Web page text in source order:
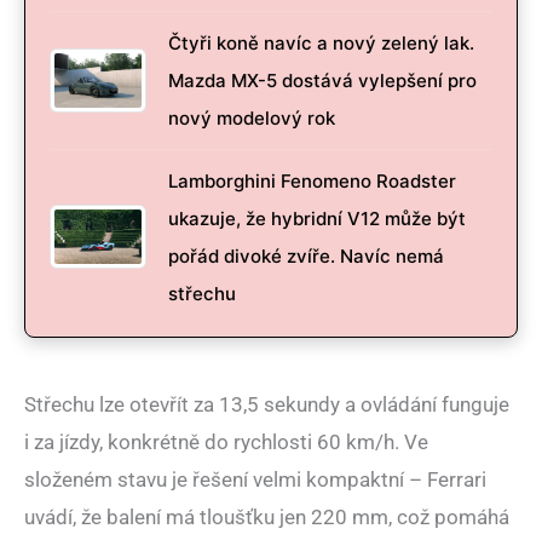
Čtyři koně navíc a nový zelený lak.
Mazda MX-5 dostává vylepšení pro
nový modelový rok
Lamborghini Fenomeno Roadster
ukazuje, že hybridní V12 může být
pořád divoké zvíře. Navíc nemá
střechu
Střechu lze otevřít za 13,5 sekundy a ovládání funguje
i za jízdy, konkrétně do rychlosti 60 km/h. Ve
složeném stavu je řešení velmi kompaktní – Ferrari
uvádí, že balení má tloušťku jen 220 mm, což pomáhá